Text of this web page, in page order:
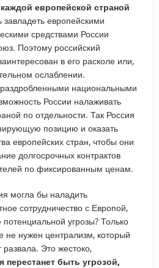
европейской страной
завладеть европейскими
средствами России
Поэтому российский
в его расколе или,
ослаблении.
национальными
России налаживать
по отдельности. Так Россия
позицию и оказать
европейских стран, чтобы они
долгосрочных контрактов
по фиксированным ценам.
могла бы наладить
сотрудничество с Европой,
угрозы? Только
не нужен централизм, который
Это жестоко,
перестанет быть угрозой,